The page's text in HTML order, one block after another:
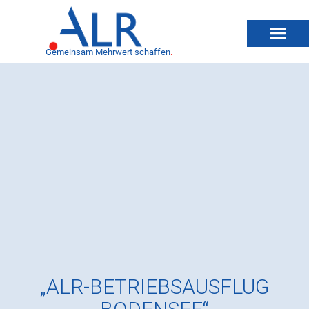
Gemeinsam Mehrwert schaffen.
„ALR-BETRIEBSAUSFLUG